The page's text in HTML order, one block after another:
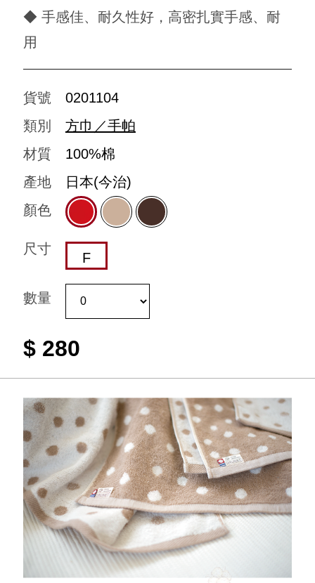
◆ 手感佳、耐久性好，高密扎實手感、耐
用
貨號
0201104
類別
方巾／手帕
材質
100%棉
產地
日本(今治)
顏色
尺寸
F
數量
$ 280